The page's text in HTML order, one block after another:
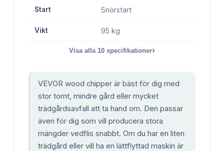
Start Snörstart
Vikt 95 kg
Visa alla 10 specifikationer›
VEVOR wood chipper är bäst för dig med
stor tomt, mindre gård eller mycket
trädgårdsavfall att ta hand om. Den passar
även för dig som vill producera stora
mängder vedflis snabbt. Om du har en liten
trädgård eller vill ha en lättflyttad maskin är